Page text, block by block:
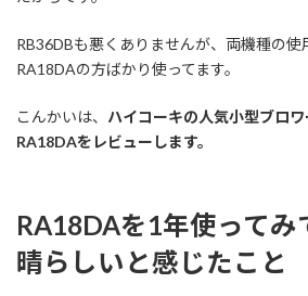
RB36DBも悪くありませんが、両機種の使
RA18DAの方ばかり使ってます。
こんかいは、 ハイコーキの人気小型ブロ
RA18DAをレビューします。
RA18DAを1年使ってみ
晴らしいと感じたこと